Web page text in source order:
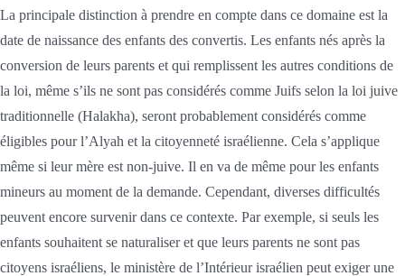
La principale distinction à prendre en compte dans ce domaine est la
date de naissance des enfants des convertis. Les enfants nés après la
conversion de leurs parents et qui remplissent les autres conditions de
la loi, même s’ils ne sont pas considérés comme Juifs selon la loi juive
traditionnelle (Halakha), seront probablement considérés comme
éligibles pour l’Alyah et la citoyenneté israélienne. Cela s’applique
même si leur mère est non-juive. Il en va de même pour les enfants
mineurs au moment de la demande. Cependant, diverses difficultés
peuvent encore survenir dans ce contexte. Par exemple, si seuls les
enfants souhaitent se naturaliser et que leurs parents ne sont pas
citoyens israéliens, le ministère de l’Intérieur israélien peut exiger une